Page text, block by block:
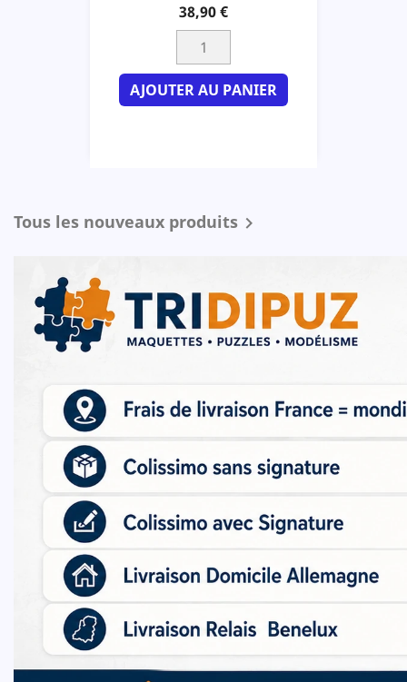
38,90 €
AJOUTER AU PANIER
Tous les nouveaux produits 